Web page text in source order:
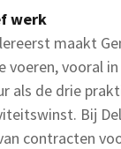
werk
maakt
voeren, vooral
als de drie
Bij
contracten